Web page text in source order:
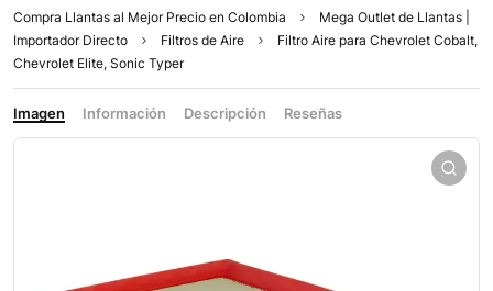
Compra Llantas al Mejor Precio en Colombia
Mega Outlet de Llantas |
Importador Directo
Filtros de Aire
Filtro Aire para Chevrolet Cobalt,
Chevrolet Elite, Sonic Typer
Imagen Información Descripción Reseñas